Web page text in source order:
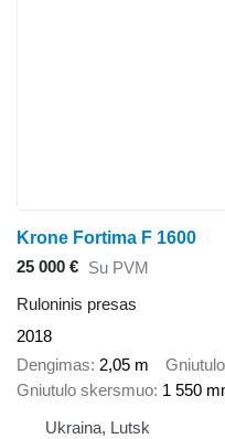
Krone Fortima F 1600
25 000 € Su PVM
Ruloninis presas
2018
Dengimas 2,05 m
Gniutulo skersmuo 1 550
Ukraina, Lutsk